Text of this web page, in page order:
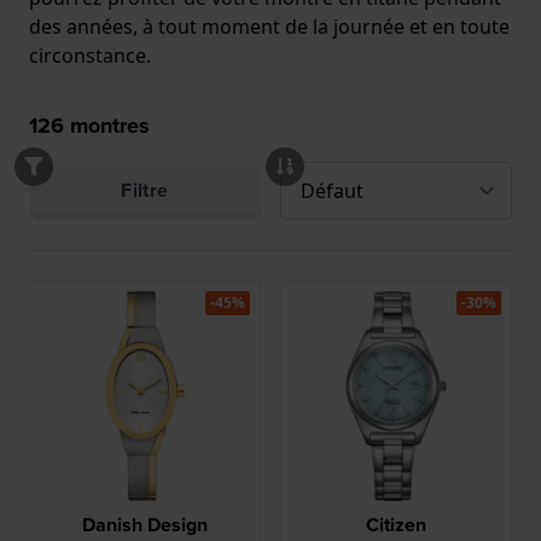
des années, à tout moment de la journée et en toute
circonstance.
126 montres
Filtre
Danish Design
-45%
Citizen
-30%